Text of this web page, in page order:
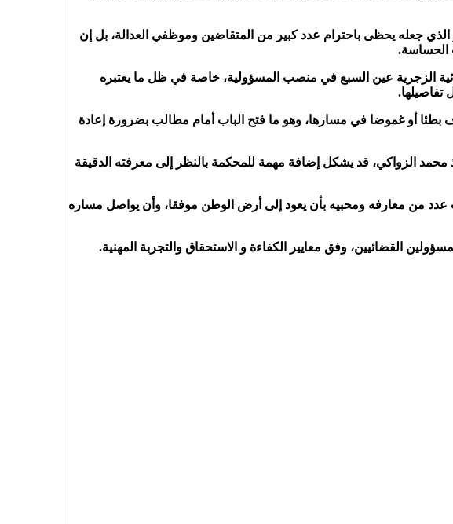
الذي جعله يحظى باحترام عدد كبير من المتقاضين وموظفي العدالة، بل إن
الحساسة.
الزجرية عين السبع في منصب المسؤولية، خاصة في ظل ما يعتبره
بطئا أو غموضا في مسارها، وهو ما فتح الباب أمام مطالب بضرورة إعادة
محمد الزواكي، قد يشكل إضافة مهمة للمحكمة بالنظر إلى معرفته الدقيقة
عدد من معارفه ومحبيه بأن يعود إلى أرض الوطن موفقا، وأن يواصل مساره
القضائيين، وفق معايير الكفاءة و الاستحقاق والتجربة المهنية.